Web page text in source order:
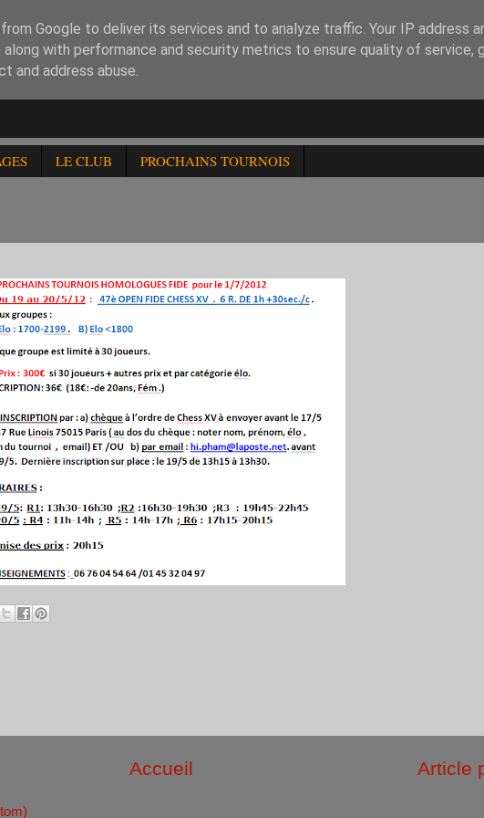
LE CLUB PROCHAINS TOURNOIS
Article
Accueil
Google to deliver its services and to analyze traffic. Your IP address
along with performance and security metrics to ensure quality of service,
and address abuse.